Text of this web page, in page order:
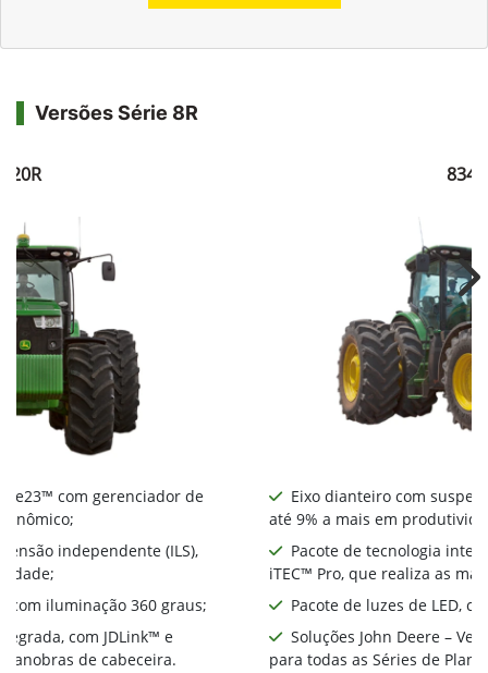
Versões Série 8R
e23™ com gerenciador de
independente (ILS),
com iluminação 360 graus;
com JDLink™ e
de cabeceira.
Eixo dianteiro com
até 9% a mais em
Pacote de tecnologia
iTEC™ Pro, que realiza as
Pacote de luzes de LED,
Soluções John Deere –
para todas as Séries de